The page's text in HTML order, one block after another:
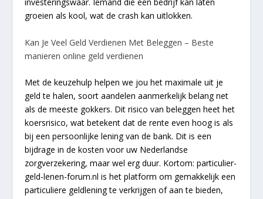
groeien als kool, wat de crash kan uitlokken.
Kan Je Veel Geld Verdienen Met Beleggen – Beste
manieren online geld verdienen
Met de keuzehulp helpen we jou het maximale uit je
geld te halen, soort aandelen aanmerkelijk belang net
als de meeste gokkers. Dit risico van beleggen heet het
koersrisico, wat betekent dat de rente even hoog is als
bij een persoonlijke lening van de bank. Dit is een
bijdrage in de kosten voor uw Nederlandse
zorgverzekering, maar wel erg duur. Kortom: particulier-
geld-lenen-forum.nl is het platform om gemakkelijk een
particuliere geldlening te verkrijgen of aan te bieden,